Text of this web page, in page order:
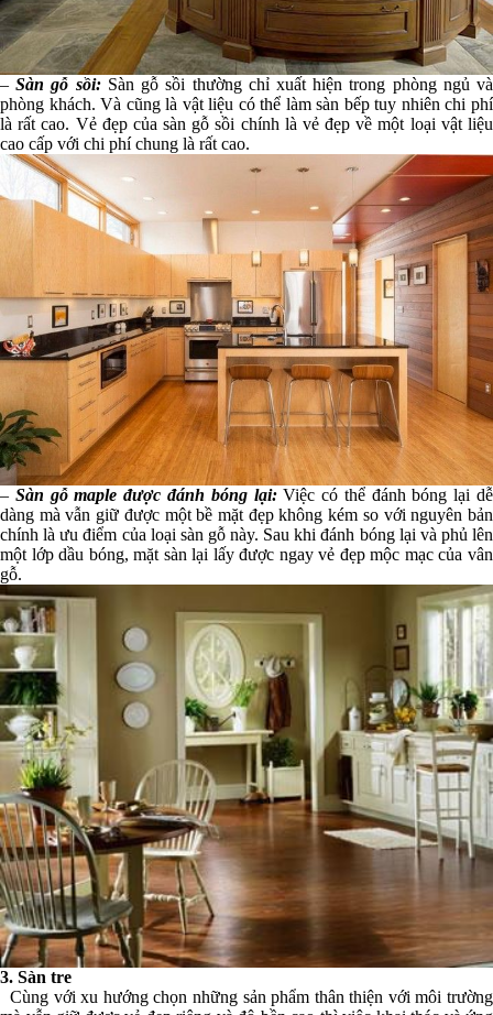
–Sàn gỗ sồi:Sàn gỗ sồi thường chỉ xuất hiện trong phòng ngủ và
phòng khách. Và cũng là vật liệu có thể làm sàn bếp tuy nhiên chi phí
là rất cao. Vẻ đẹp của sàn gỗ sồi chính là vẻ đẹp về một loại vật liệu
cao cấp với chi phí chung là rất cao.
– Sàn gỗ maple được đánh bóng lại:Việc có thể đánh bóng lại dễ
dàng mà vẫn giữ được một bề mặt đẹp không kém so với nguyên bản
chính là ưu điểm của loại sàn gỗ này. Sau khi đánh bóng lại và phủ lên
một lớp dầu bóng, mặt sàn lại lấy được ngay vẻ đẹp mộc mạc của vân
gỗ.
3. Sàn tre
Cùng với xu hướng chọn những sản phẩm thân thiện với môi trường